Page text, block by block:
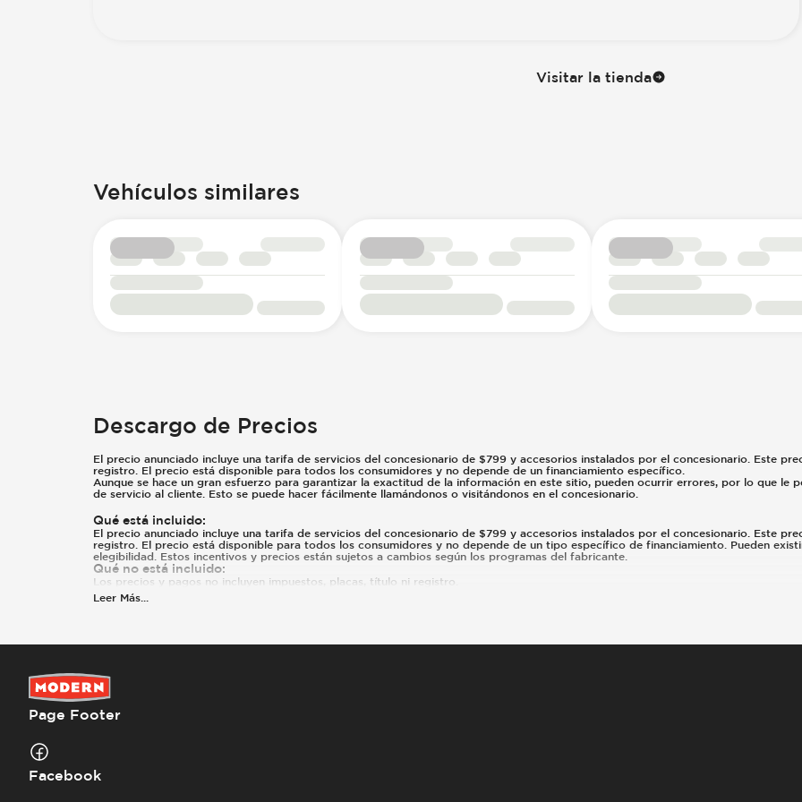
Visitar la tienda
Vehículos similares
Descargo de Precios
El precio anunciado incluye una tarifa de servicios del concesionario de $799 y accesorios instalados por el concesionario. Este
registro. El precio está disponible para todos los consumidores y no depende de un financiamiento específico.
Aunque se hace un gran esfuerzo para garantizar la exactitud de la información en este sitio, pueden ocurrir errores, por lo que le
de servicio al cliente. Esto se puede hacer fácilmente llamándonos o visitándonos en el concesionario.
Qué está incluido:
El precio anunciado incluye una tarifa de servicios del concesionario de $799 y accesorios instalados por el concesionario. Este
registro. El precio está disponible para todos los consumidores y no depende de un tipo específico de financiamiento. Pueden
elegibilidad. Estos incentivos y precios están sujetos a cambios según los programas del fabricante.
Qué no está incluido:
Los precios y pagos no incluyen impuestos, placas, título ni registro.
Leer Más
Page Footer
Facebook